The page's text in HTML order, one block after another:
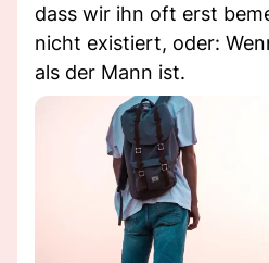
dass wir ihn oft erst
nicht existiert, oder:
als der Mann ist.